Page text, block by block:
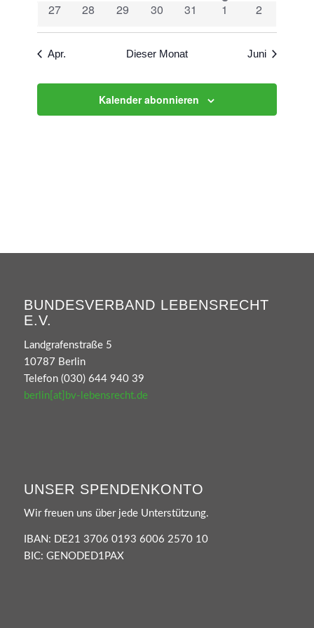
Veranstaltung
0
27
0
28
0
29
0
30
0
31
0
1
0
2
Apr. Dieser Monat Juni
Kalender abonnieren
BUNDESVERBAND LEBENSRECHT
E.V.
Landgrafenstraße 5
10787 Berlin
Telefon (030) 644 940 39
berlin[at]bv-lebensrecht.de
UNSER SPENDENKONTO
Wir freuen uns über jede Unterstützung.
IBAN: DE21 3706 0193 6006 2570 10
BIC: GENODED1PAX